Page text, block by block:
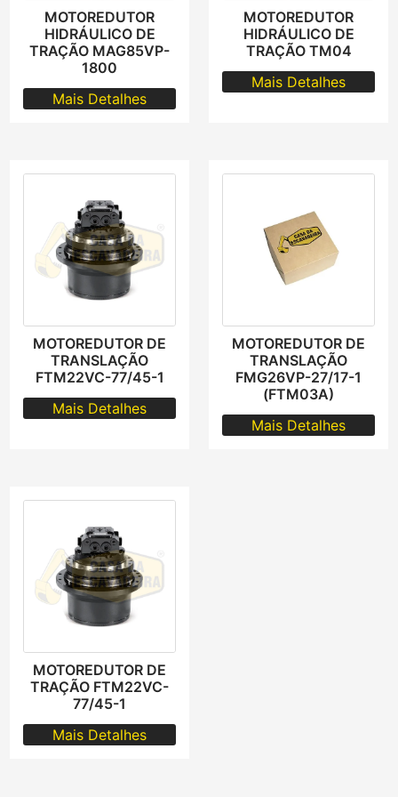
MOTOREDUTOR
HIDRÁULICO DE
TRAÇÃO MAG85VP-
1800
Mais Detalhes
MOTOREDUTOR
HIDRÁULICO DE
TRAÇÃO TM04
Mais Detalhes
MOTOREDUTOR DE
TRANSLAÇÃO
FTM22VC-77/45-1
Mais Detalhes
MOTOREDUTOR DE
TRANSLAÇÃO
FMG26VP-27/17-1
(FTM03A)
Mais Detalhes
MOTOREDUTOR DE
TRAÇÃO FTM22VC-
77/45-1
Mais Detalhes